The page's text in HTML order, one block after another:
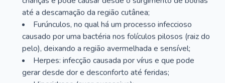
até a descamação da região cutânea;
Furúnculos, no qual há um processo infeccioso
causado por uma bactéria nos folículos pilosos (raiz do
pelo), deixando a região avermelhada e sensível;
Herpes: infecção causada por vírus e que pode
gerar desde dor e desconforto até feridas;